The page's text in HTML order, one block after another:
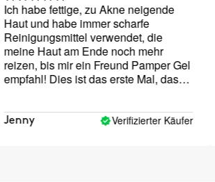
habe fettige, zu Akne neigende
und habe immer scharfe
verwendet, die
Haut am Ende noch mehr
bis mir ein Freund Pamper Gel
Dies ist das erste Mal, dass
Haut vollständig gerettet! Meine
Verifizierter Käufer